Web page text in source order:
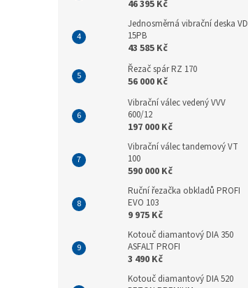
46 395 Kč
Jednosměrná vibrační deska VD
15PB
43 585 Kč
Řezač spár RZ 170
56 000 Kč
Vibrační válec vedený VVV
600/12
197 000 Kč
Vibrační válec tandemový VT
100
590 000 Kč
Ruční řezačka obkladů PROFI
EVO 103
9 975 Kč
Kotouč diamantový DIA 350
ASFALT PROFI
3 490 Kč
Kotouč diamantový DIA 520